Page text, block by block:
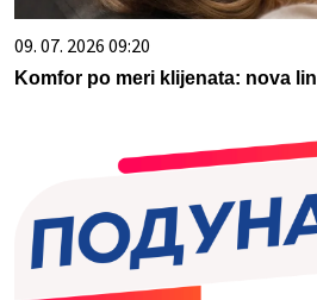
09. 07. 2026 09:20
Komfor po meri klijenata: nova